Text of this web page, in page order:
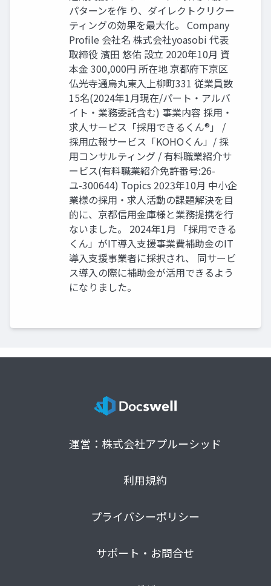
パターンを作 り、ダイレクトクリクー
ティングの効果を最大化。 Company
Profile 会社名 株式会社yoasobi 代表
取締役 濱田 悠佑 設立 2020年10月 資
本金 300,000円 所在地 京都府下京区
仏光寺通烏丸東入上柳町331 従業員数
15名(2024年1月現在/パート・アルバ
イト・業務委託含む) 事業内容 採用・
求人サービス「採用できるくん®」 /
採用広報サービス「KOHOくん」/ 採
用コンサルティング / 有料職業紹介サ
ービス(有料職業紹介免許番号:26-
ユ-300644) Topics 2023年10月 中小企
業様の採用・求人活動の課題解決を目
的に、京都信用金庫様と業務提携を行
ないました。 2024年1月 「採用できる
くん」がIT導入支援事業費補助金のIT
導入支援事業者に採択され、 同サービ
ス導入の際に補助金が活用できるよう
になりました。
運営：株式会社アプルーシッド
利用規約
プライバシーポリシー
サポート・お問合せ